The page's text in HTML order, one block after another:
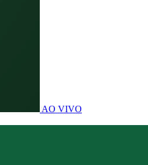
AO VIVO